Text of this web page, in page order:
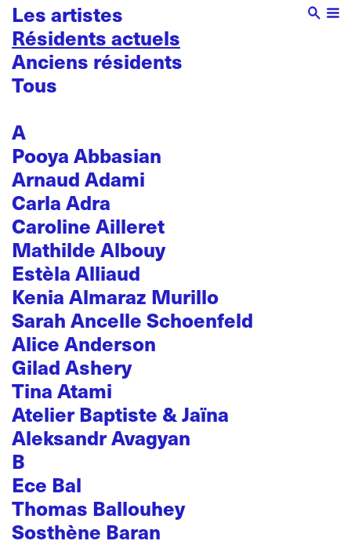
Les artistes
Résidents actuels
Anciens résidents
Tous
A
Pooya Abbasian
Arnaud Adami
Carla Adra
Caroline Ailleret
Mathilde Albouy
Estèla Alliaud
Kenia Almaraz Murillo
Sarah Ancelle Schoenfeld
Alice Anderson
Gilad Ashery
Tina Atami
Atelier Baptiste & Jaïna
Aleksandr Avagyan
B
Ece Bal
Thomas Ballouhey
Sosthène Baran